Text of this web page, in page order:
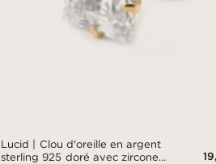
Lucid | Clou d'oreille en argent
sterling 925 doré avec zircone